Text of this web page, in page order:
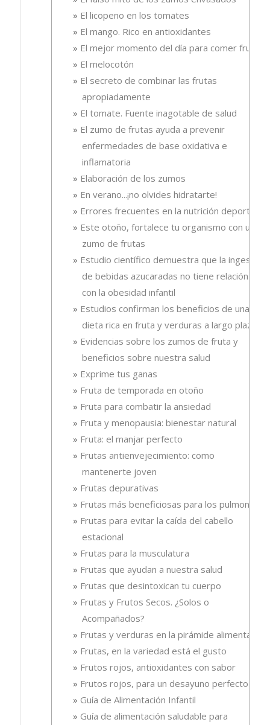
El licopeno en los tomates
El mango. Rico en antioxidantes
El mejor momento del día para comer fruta
El melocotón
El secreto de combinar las frutas
apropiadamente
El tomate. Fuente inagotable de salud
El zumo de frutas ayuda a prevenir
enfermedades de base oxidativa e
inflamatoria
Elaboración de los zumos
En verano...¡no olvides hidratarte!
Errores frecuentes en la nutrición deportiva
Este otoño, fortalece tu organismo con un
zumo de frutas
Estudio científico demuestra que la ingesta
de bebidas azucaradas no tiene relación
con la obesidad infantil
Estudios confirman los beneficios de una
dieta rica en fruta y verduras a largo plazo
Evidencias sobre los zumos de fruta y
beneficios sobre nuestra salud
Exprime tus ganas
Fruta de temporada en otoño
Fruta para combatir la ansiedad
Fruta y menopausia: bienestar natural
Fruta: el manjar perfecto
Frutas antienvejecimiento: como
mantenerte joven
Frutas depurativas
Frutas más beneficiosas para los pulmones
Frutas para evitar la caída del cabello
estacional
Frutas para la musculatura
Frutas que ayudan a nuestra salud
Frutas que desintoxican tu cuerpo
Frutas y Frutos Secos. ¿Solos o
Acompañados?
Frutas y verduras en la pirámide alimentaria
Frutas, en la variedad está el gusto
Frutos rojos, antioxidantes con sabor
Frutos rojos, para un desayuno perfecto
Guía de Alimentación Infantil
Guía de alimentación saludable para